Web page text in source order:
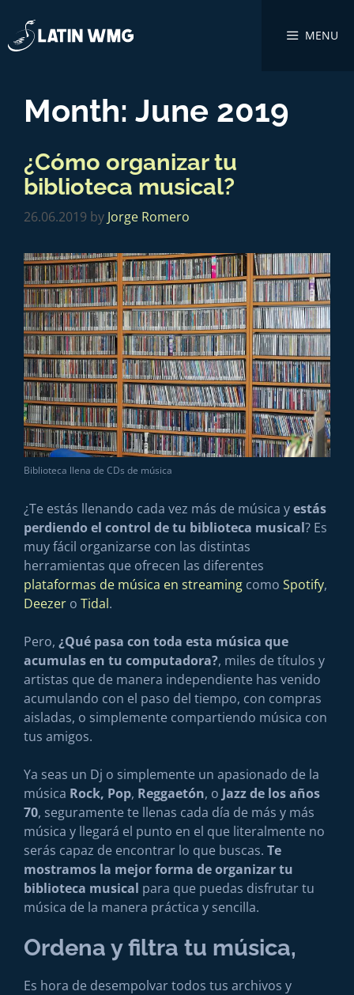
MENU
Month: June 2019
¿Cómo organizar tu
biblioteca musical?
26.06.2019 by Jorge Romero
Biblioteca llena de CDs de música
¿Te estás llenando cada vez más de música yestás
perdiendo el control de tu biblioteca musical? Es
muy fácil organizarse con las distintas
herramientas que ofrecen las diferentes
plataformas de música en streaming como Spotify,
Deezer o Tidal.
Pero, ¿Qué pasa con toda esta música que
acumulas en tu computadora?, miles de títulos y
artistas que de manera independiente has venido
acumulando con el paso del tiempo, con compras
aisladas, o simplemente compartiendo música con
tus amigos.
Ya seas un Dj o simplemente un apasionado de la
música Rock, Pop, Reggaetón, o Jazz de los años
70, seguramente te llenas cada día de más y más
música y llegará el punto en el que literalmente no
serás capaz de encontrar lo que buscas. Te
mostramos la mejor forma de organizar tu
biblioteca musical para que puedas disfrutar tu
música de la manera práctica y sencilla.
Ordena y filtra tu música,
Es hora de desempolvar todos tus archivos y